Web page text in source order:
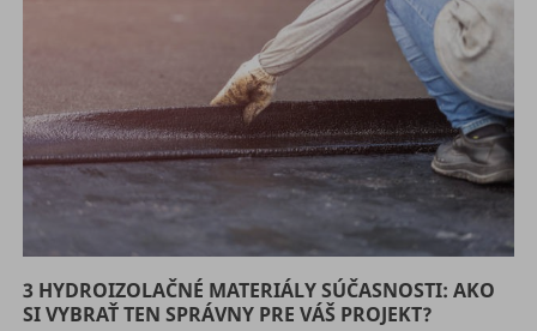
3 HYDROIZOLAČNÉ MATERIÁLY SÚČASNOSTI: AKO
SI VYBRAŤ TEN SPRÁVNY PRE VÁŠ PROJEKT?